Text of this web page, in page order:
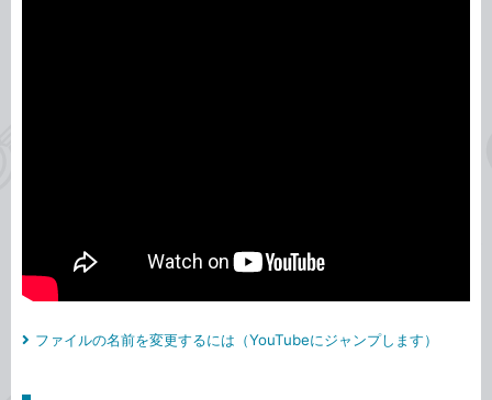
ファイルの名前を変更するには（YouTubeにジャンプします）